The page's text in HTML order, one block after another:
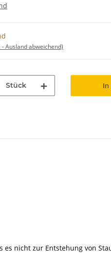
- Ausland abweichend)
Stück In
nicht zur Entstehung von